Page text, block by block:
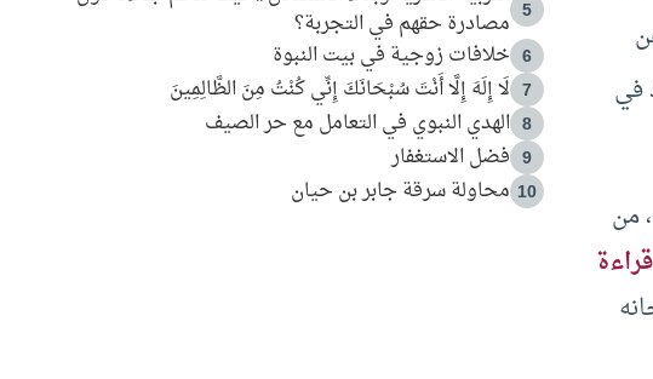
في
من
قراءة
5
مصادرة حقهم في التجربة؟
6 خلافات زوجية في بيت النبوة
7 لَا إِلَهَ إِلَّا أَنْتَ سُبْحَانَكَ إِنِّي كُنْتُ مِنَ الظَّالِمِينَ
8 الهدي النبوي في التعامل مع حر الصيف
9 فضل الاستغفار
10 محاولة سرقة جابر بن حيان